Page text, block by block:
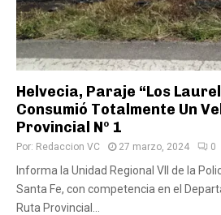
Helvecia, Paraje “Los
Consumió Totalmente Un
Provincial Nº 1
Por: Redaccion VC 27 marzo, 2024 0
Informa la Unidad Regional VII de la
Santa Fe, con competencia en el
Ruta Provincial...